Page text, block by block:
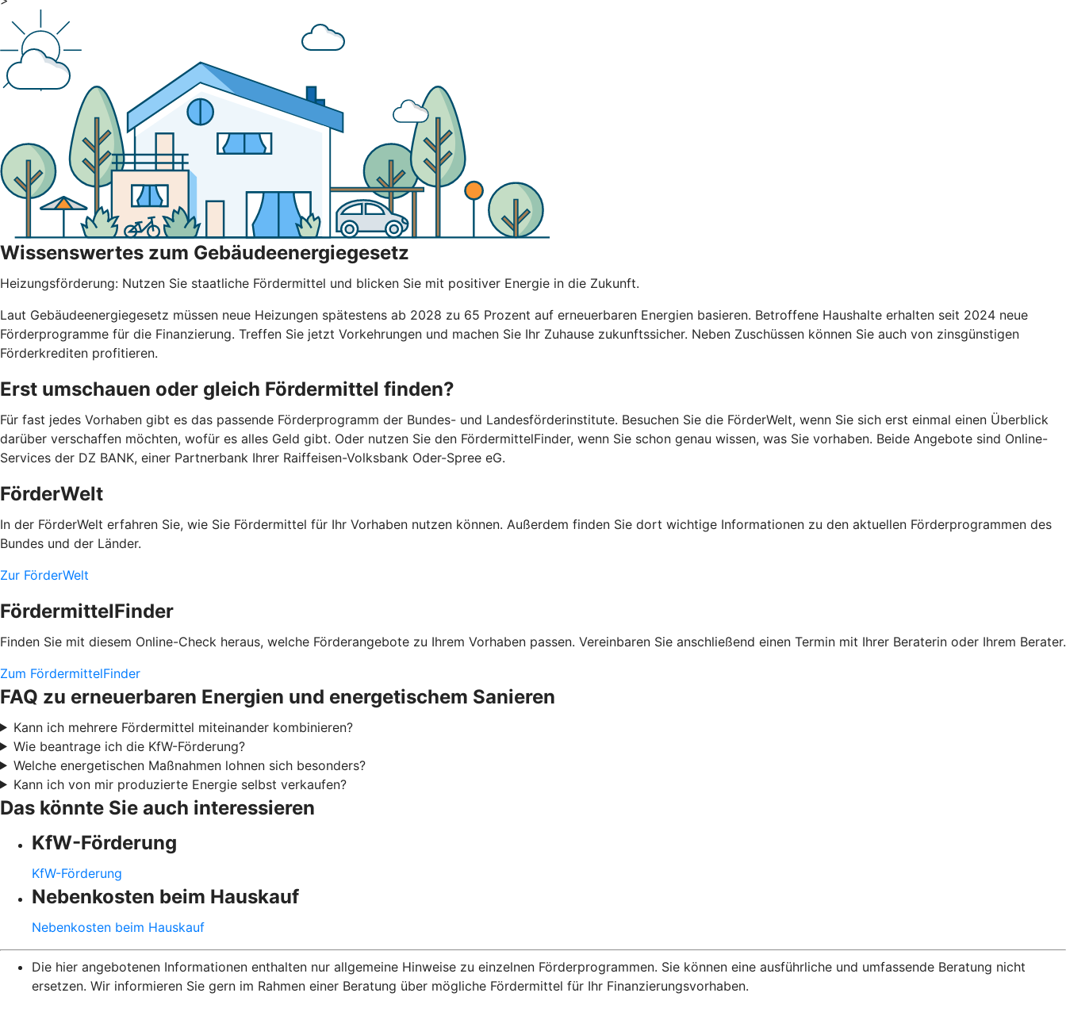
Wissenswertes zum Gebäudeenergiegesetz
Heizungsförderung: Nutzen Sie staatliche Fördermittel und blicken Sie mit positiver Energie in die Zukunft.
Laut Gebäudeenergiegesetz müssen neue Heizungen spätestens ab 2028 zu 65 Prozent auf erneuerbaren Energien basieren. Betroffene Haushalte erhalten seit 2024 neue
Förderprogramme für die Finanzierung. Treffen Sie jetzt Vorkehrungen und machen Sie Ihr Zuhause zukunftssicher. Neben Zuschüssen können Sie auch von zinsgünstigen
Förderkrediten profitieren.
Erst umschauen oder gleich Fördermittel finden?
Für fast jedes Vorhaben gibt es das passende Förderprogramm der Bundes- und Landesförderinstitute. Besuchen Sie die FörderWelt, wenn Sie sich erst einmal einen Überblick
darüber verschaffen möchten, wofür es alles Geld gibt. Oder nutzen Sie den FördermittelFinder, wenn Sie schon genau wissen, was Sie vorhaben. Beide Angebote sind Online-
Services der DZ BANK, einer Partnerbank Ihrer Raiffeisen-Volksbank Oder-Spree eG.
FörderWelt
In der FörderWelt erfahren Sie, wie Sie Fördermittel für Ihr Vorhaben nutzen können. Außerdem finden Sie dort wichtige Informationen zu den aktuellen Förderprogrammen des
Bundes und der Länder.
Zur FörderWelt
FördermittelFinder
Finden Sie mit diesem Online-Check heraus, welche Förderangebote zu Ihrem Vorhaben passen. Vereinbaren Sie anschließend einen Termin mit Ihrer Beraterin oder Ihrem Berater.
Zum FördermittelFinder
FAQ zu erneuerbaren Energien und energetischem Sanieren
Kann ich mehrere Fördermittel miteinander kombinieren?
Wie beantrage ich die KfW-Förderung?
Welche energetischen Maßnahmen lohnen sich besonders?
Kann ich von mir produzierte Energie selbst verkaufen?
Das könnte Sie auch interessieren
KfW-Förderung
KfW-Förderung
Nebenkosten beim Hauskauf
Nebenkosten beim Hauskauf
Die hier angebotenen Informationen enthalten nur allgemeine Hinweise zu einzelnen Förderprogrammen. Sie können eine ausführliche und umfassende Beratung nicht
ersetzen. Wir informieren Sie gern im Rahmen einer Beratung über mögliche Fördermittel für Ihr Finanzierungsvorhaben.